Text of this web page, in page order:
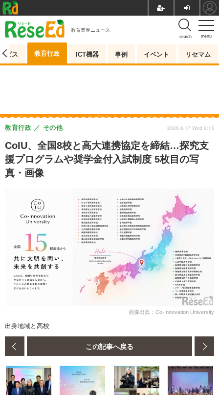
menu
search
教育業界ニュース
ビス 教育行政 ICT機器 事例 イベント リセマム
CoIU、全国8校と高大連携協定を締結…探究支
援プログラムや奨学金付入試制度 5枚目の写
真・画像
教育行政 その他 2026.6.17 Wed 9:15
画像出典：Co-Innovation University
出身地域と高校
この記事へ戻る